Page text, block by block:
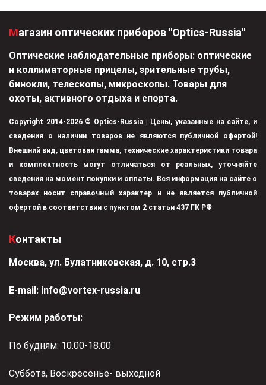
Магазин оптических приборов "Optics-Russia"
Оптические наблюдательные приборы: оптические
и коллиматорные прицелы, зрительные трубы,
бинокли, телескопы, микроскопы. Товары для
охоты, активного отдыха и спорта.
Copyright 2014-2026 © Optics-Russia | Цены, указанные на сайте, и
сведения о наличии товаров не являются публичной офертой!
Внешний вид, цветовая гамма, технические характеристики товара
и комплектность могут отличаться от реальных, уточняйте
сведения на момент покупки и оплаты. Вся информация на сайте о
товарах носит справочный характер и не является публичной
офертой в соответствии с пунктом 2 статьи 437 ГК РФ
Контакты
Москва, ул. Булатниковская, д. 10, стр.3
Е-mail: info@vortex-russia.ru
Режим работы:
По будням: 10.00-18.00
Суббота, Воскресенье- выходной